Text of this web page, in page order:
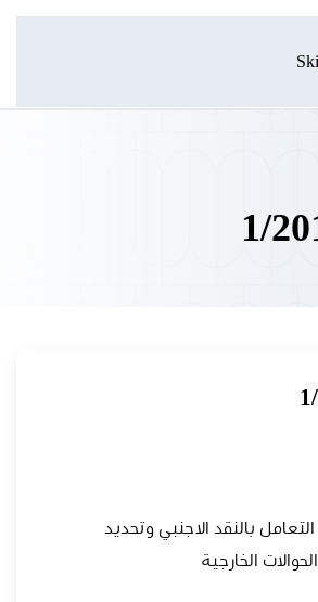
بالنقد الاجنبي وتحديد
الخارجية